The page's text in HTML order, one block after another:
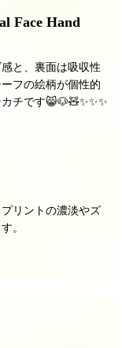
Face Hand
と、裏面は吸収性
フの絵柄が個性的
チです😸🐶🧸✨✨✨
リントの濃淡やズ
。